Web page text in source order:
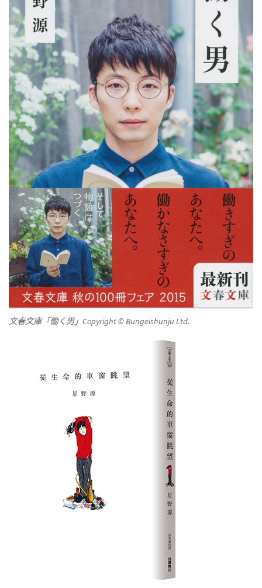
文春文庫「働く男」Copyright © Bungeishunju Ltd.